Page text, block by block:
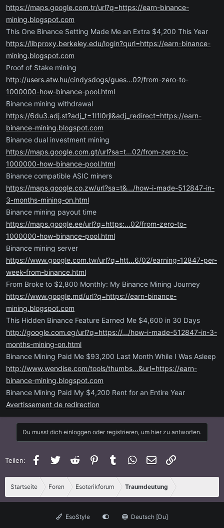
https://maps.google.com.tr/url?q=https://earn-binance-
mining.blogspot.com
This One Binance Setting Made Me an Extra $4,200 This Year
https://libproxy.berkeley.edu/login?qurl=https://earn-binance-
mining.blogspot.com
Proof of Stake mining
http://users.atw.hu/cindysdogs/gues...02/from-zero-to-
1000000-how-binance-pool.html
Binance mining withdrawal
https://6du3.adj.st?adj_t=1l1l0rjl&adj_redirect=https://earn-
binance-mining.blogspot.com
Binance dual investment mining
https://maps.google.com.gt/url?sa=t...02/from-zero-to-
1000000-how-binance-pool.html
Binance compatible ASIC miners
https://maps.google.co.zw/url?sa=t&.../how-i-made-512847-in-
3-months-mining-on.html
Binance mining payout time
https://maps.google.ee/url?q=https:...02/from-zero-to-
1000000-how-binance-pool.html
Binance mining server
https://www.google.com.tw/url?q=htt...6/02/earning-12847-per-
week-from-binance.html
From Broke to $2,800 Monthly: My Binance Mining Journey
https://www.google.md/url?q=https://earn-binance-
mining.blogspot.com
This Hidden Binance Feature Earned Me $4,600 in 30 Days
http://google.com.eg/url?q=https://.../how-i-made-512847-in-3-
months-mining-on.html
Binance Mining Paid Me $93,200 Last Month While I Was Asleep
http://www.wendise.com/tools/thumbs...&url=https://earn-
binance-mining.blogspot.com
Binance Mining Paid My $4,200 Rent for an Entire Year
Avertissement de redirection
Du musst dich einloggen oder registrieren, um hier zu antworten.
Teilen: FacebookTwitter Reddit PinterestTumblr WhatsApp
E-Mail
Startseite Foren Esoterikforum Traumdeutung
EsoStyle
Deutsch [Du]